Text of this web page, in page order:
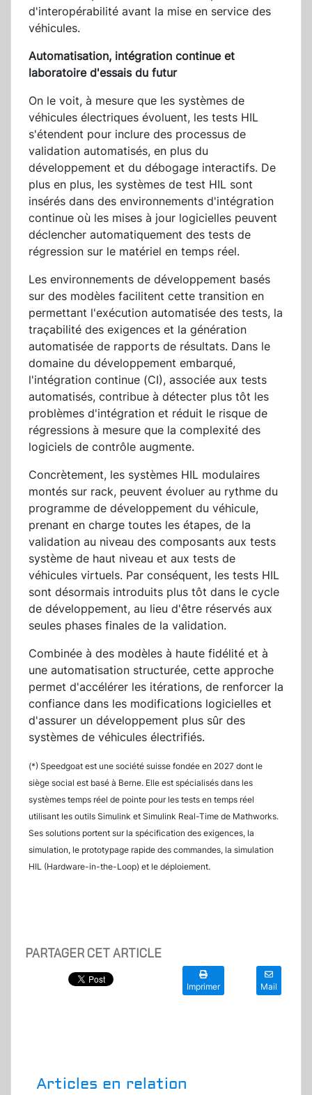
d'interopérabilité avant la mise en service des
véhicules.
Automatisation, intégration continue et
laboratoire d'essais du futur
On le voit, à mesure que les systèmes de
véhicules électriques évoluent, les tests HIL
s'étendent pour inclure des processus de
validation automatisés, en plus du
développement et du débogage interactifs. De
plus en plus, les systèmes de test HIL sont
insérés dans des environnements d'intégration
continue où les mises à jour logicielles peuvent
déclencher automatiquement des tests de
régression sur le matériel en temps réel.
Les environnements de développement basés
sur des modèles facilitent cette transition en
permettant l'exécution automatisée des tests, la
traçabilité des exigences et la génération
automatisée de rapports de résultats. Dans le
domaine du développement embarqué,
l'intégration continue (CI), associée aux tests
automatisés, contribue à détecter plus tôt les
problèmes d'intégration et réduit le risque de
régressions à mesure que la complexité des
logiciels de contrôle augmente.
Concrètement, les systèmes HIL modulaires
montés sur rack, peuvent évoluer au rythme du
programme de développement du véhicule,
prenant en charge toutes les étapes, de la
validation au niveau des composants aux tests
système de haut niveau et aux tests de
véhicules virtuels. Par conséquent, les tests HIL
sont désormais introduits plus tôt dans le cycle
de développement, au lieu d'être réservés aux
seules phases finales de la validation.
Combinée à des modèles à haute fidélité et à
une automatisation structurée, cette approche
permet d'accélérer les itérations, de renforcer la
confiance dans les modifications logicielles et
d'assurer un développement plus sûr des
systèmes de véhicules électrifiés.
(*) Speedgoat est une société suisse fondée en 2027 dont le
siège social est basé à Berne. Elle est spécialisés dans les
systèmes temps réel de pointe pour les tests en temps réel
utilisant les outils Simulink et Simulink Real-Time de Mathworks.
Ses solutions portent sur la spécification des exigences, la
simulation, le prototypage rapide des commandes, la simulation
HIL (Hardware-in-the-Loop) et le déploiement.
PARTAGER CET ARTICLE
Imprimer Mail
Articles en relation